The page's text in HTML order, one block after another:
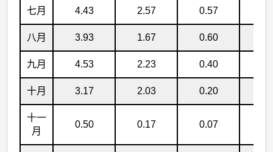
七月 4.43 2.57 0.57
八月 3.93 1.67 0.60
九月 4.53 2.23 0.40
十月 3.17 2.03 0.20
十一
月
0.50 0.17 0.07